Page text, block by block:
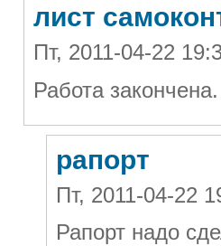
лист
Пт, 2011-04-22
Работа
рапорт
Пт, 2011-04-22
Рапорт надо